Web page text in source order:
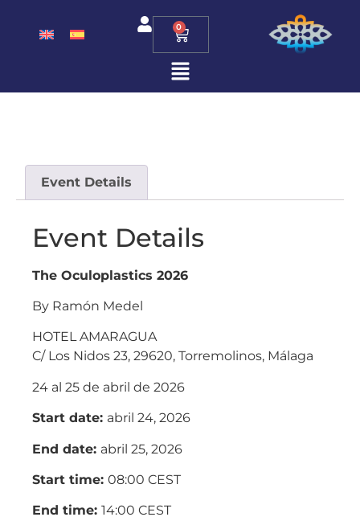
0
Event Details
Event Details
The Oculoplastics 2026
By Ramón Medel
HOTEL AMARAGUA
C/ Los Nidos 23, 29620, Torremolinos, Málaga
24 al 25 de abril de 2026
Start date: abril 24, 2026
End date: abril 25, 2026
Start time: 08:00 CEST
End time: 14:00 CEST